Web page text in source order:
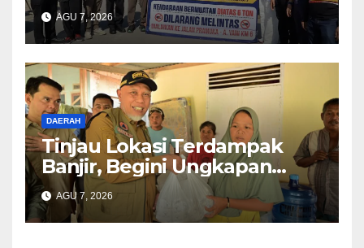
Dibuka
AGU 7, 2026
DAERAH
Tinjau Lokasi Terdampak
Banjir, Begini Ungkapan
Mahyeldi
AGU 7, 2026